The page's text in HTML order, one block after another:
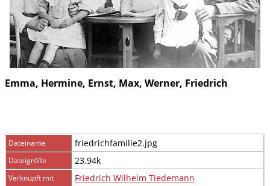
Emma, Hermine, Ernst, Max, Werner, Friedrich
Dateiname friedrichfamilie2.jpg
Dateigröße 23.94k
Verknüpft mit Friedrich Wilhelm Tiedemann